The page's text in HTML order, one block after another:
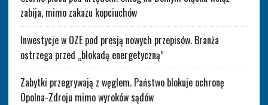
zabija, mimo zakazu kopciuchów
Inwestycje w OZE pod presją nowych przepisów. Branża
ostrzega przed „blokadą energetyczną”
Zabytki przegrywają z węglem. Państwo blokuje ochronę
Opolna-Zdroju mimo wyroków sądów